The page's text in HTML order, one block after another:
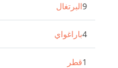
البرتغال9
باراغواي4
قطر1